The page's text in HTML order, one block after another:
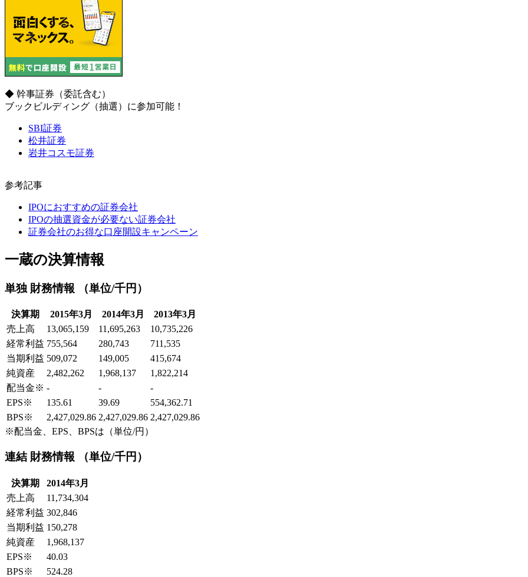
◆ 幹事証券 （委託含む）
ブックビルディング（抽選）に参加可能！
SBI証券
松井証券
岩井コスモ証券
参考記事
IPOにおすすめの証券会社
IPOの抽選資金が必要ない証券会社
証券会社のお得な口座開設キャンペーン
一蔵の決算情報
単独 財務情報 （単位/千円）
決算期 2015年3月 2014年3月
2013年3月
売上高
13,065,159 11,695,263
10,735,226
経常利益 755,564 280,743
711,535
当期利益 509,072 149,005
415,674
純資産
2,482,262 1,968,137
1,822,214
配当金※ - -
-
EPS※ 135.61 39.69
554,362.71
BPS※ 2,427,029.86 2,427,029.86 2,427,029.86
※配当金、EPS、BPSは（単位/円）
連結 財務情報 （単位/千円）
決算期
2014年3月
売上高
11,734,304
経常利益 302,846
当期利益 150,278
純資産
1,968,137
EPS※
40.03
BPS※
524.28